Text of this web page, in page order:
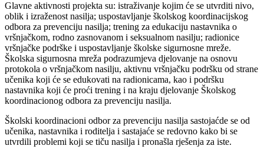
Glavne aktivnosti projekta su: istraživanje kojim će se utvrditi nivo,
oblik i izraženost nasilja; uspostavljanje školskog koordinacijskog
odbora za prevenciju nasilja; trening za edukaciju nastavnika o
vršnjačkom, rodno zasnovanom i seksualnom nasilju; radionice
vršnjačke podrške i uspostavljanje školske sigurnosne mreže.
Školska sigurnosna mreža podrazumjeva djelovanje na osnovu
protokola o vršnjačkom nasilju, aktivnu vršnjačku podršku od strane
učenika koji će se edukovati na radionicama, kao i podršku
nastavnika koji će proći trening i na kraju djelovanje Školskog
koordinacionog odbora za prevenciju nasilja.
Školski koordinacioni odbor za prevenciju nasilja sastojaćde se od
učenika, nastavnika i roditelja i sastajaće se redovno kako bi se
utvrdili problemi koji se tiču nasilja i pronašla rješenja za iste.